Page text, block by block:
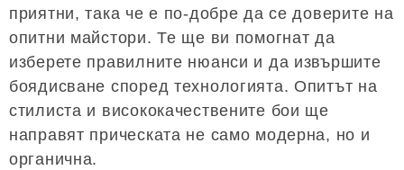
приятни, така че е по-добре да се доверите на
опитни майстори. Те ще ви помогнат да
изберете правилните нюанси и да извършите
боядисване според технологията. Опитът на
стилиста и висококачествените бои ще
направят прическата не само модерна, но и
органична.